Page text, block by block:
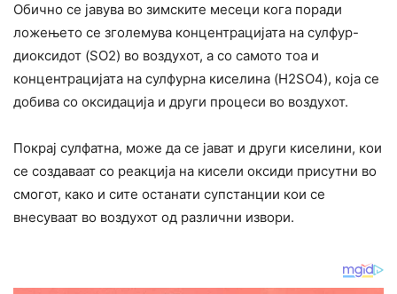
Обично се јавува во зимските месеци кога поради
ложењето се зголемува концентрацијата на сулфур-
диоксидот (SO2) во воздухот, а со самото тоа и
концентрацијата на сулфурна киселина (H2SO4), која се
добива со оксидација и други процеси во воздухот.
Покрај сулфатна, може да се јават и други киселини, кои
се создаваат со реакција на кисели оксиди присутни во
смогот, како и сите останати супстанции кои се
внесуваат во воздухот од различни извори.